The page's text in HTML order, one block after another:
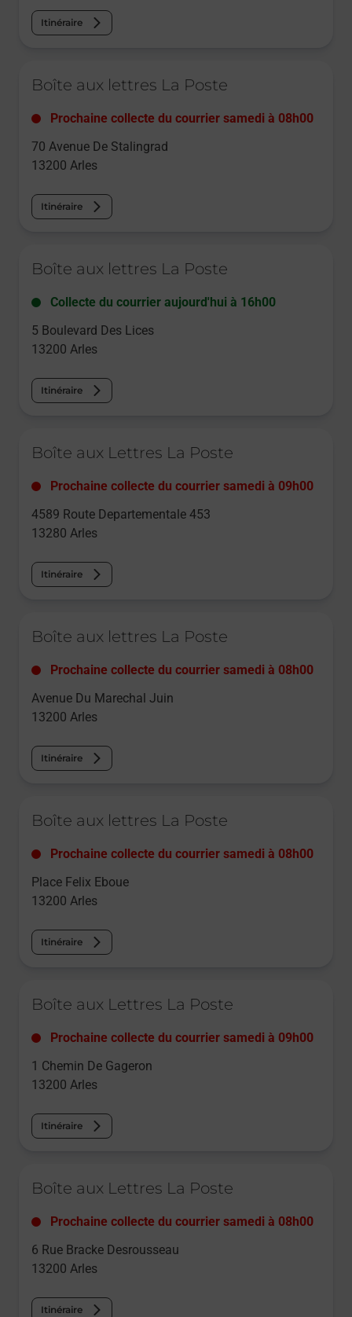
Itinéraire
Boîte aux lettres La Poste
Prochaine collecte du courrier samedi à 08h00
70 Avenue De Stalingrad
13200 Arles
Itinéraire
Boîte aux lettres La Poste
Collecte du courrier aujourd'hui à 16h00
5 Boulevard Des Lices
13200 Arles
Itinéraire
Boîte aux Lettres La Poste
Prochaine collecte du courrier samedi à 09h00
4589 Route Departementale 453
13280 Arles
Itinéraire
Boîte aux lettres La Poste
Prochaine collecte du courrier samedi à 08h00
Avenue Du Marechal Juin
13200 Arles
Itinéraire
Boîte aux lettres La Poste
Prochaine collecte du courrier samedi à 08h00
Place Felix Eboue
13200 Arles
Itinéraire
Boîte aux Lettres La Poste
Prochaine collecte du courrier samedi à 09h00
1 Chemin De Gageron
13200 Arles
Itinéraire
Boîte aux Lettres La Poste
Prochaine collecte du courrier samedi à 08h00
6 Rue Bracke Desrousseau
13200 Arles
Itinéraire